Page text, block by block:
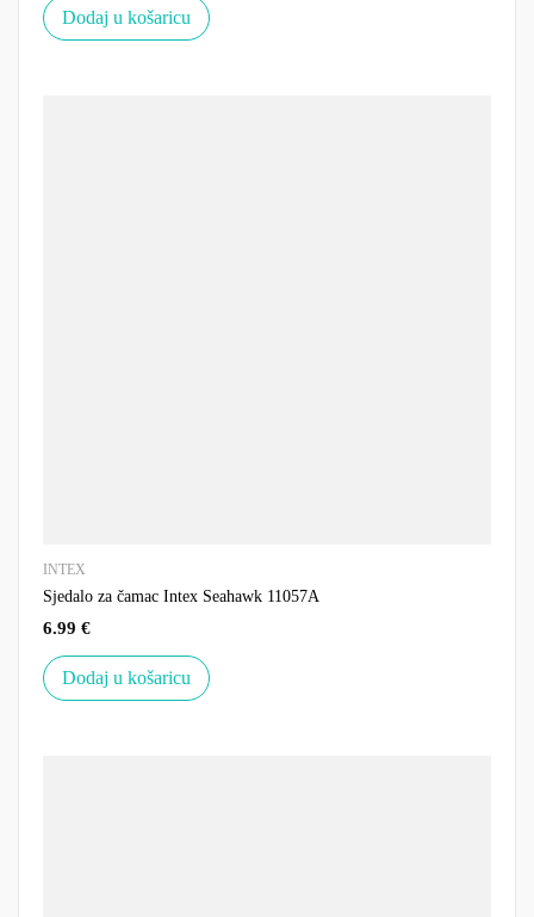
Dodaj u košaricu
INTEX
Sjedalo za čamac Intex Seahawk 11057A
6.99 €
Dodaj u košaricu